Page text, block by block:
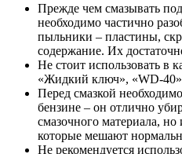
Прежде чем смазывать
необходимо частично
пыльники – пластины,
содержание. Их
Не стоит использовать в
«Жидкий ключ», «WD-
Перед смазкой
бензине – он отлично
смазочного материала, но
которые мешают
Не рекомендуется